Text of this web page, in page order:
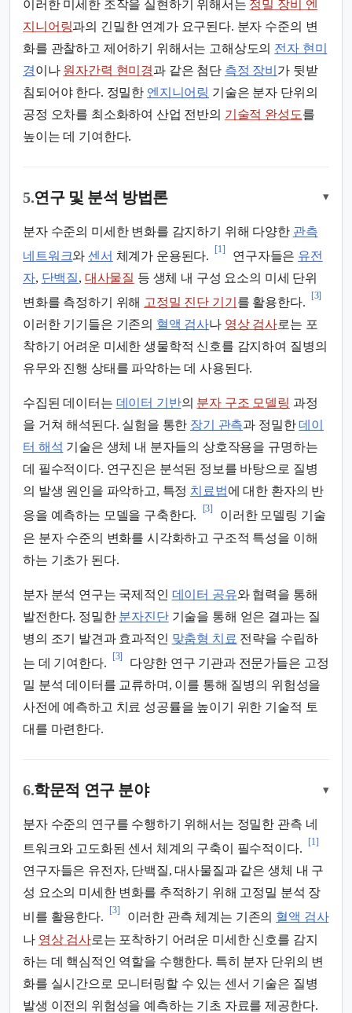
이러한 미세한 조작을 실현하기 위해서는 정밀 장비 엔
지니어링과의 긴밀한 연계가 요구된다. 분자 수준의 변
화를 관찰하고 제어하기 위해서는 고해상도의 전자 현미
경이나 원자간력 현미경과 같은 첨단 측정 장비 가 뒷받
침되어야 한다. 정밀한 엔지니어링 기술은 분자 단위의
공정 오차를 최소화하여 산업 전반의 기술적 완성도를
높이는 데 기여한다.
5.연구 및 분석 방법론 ▾
분자 수준의 미세한 변화를 감지하기 위해 다양한 관측
네트워크와센서 체계가 운용된다.
[1]
연구자들은 유전
자, 단백질, 대사물질 등 생체 내 구성 요소의 미세 단위
변화를 측정하기 위해 고정밀 진단 기기 를 활용한다.
[3]
이러한 기기들은 기존의 혈액 검사나 영상 검사로는 포
착하기 어려운 미세한 생물학적 신호를 감지하여 질병의
유무와 진행 상태를 파악하는 데 사용된다.
수집된 데이터는 데이터 기반의 분자 구조 모델링 과정
을 거쳐 해석된다. 실험을 통한 장기 관측과 정밀한데이
터 해석 기술은 생체 내 분자들의 상호작용을 규명하는
데 필수적이다. 연구진은 분석된 정보를 바탕으로 질병
의 발생 원인을 파악하고, 특정 치료법에 대한 환자의 반
응을 예측하는 모델을 구축한다.
[3]
이러한 모델링 기술
은 분자 수준의 변화를 시각화하고 구조적 특성을 이해
하는 기초가 된다.
분자 분석 연구는 국제적인 데이터 공유와 협력을 통해
발전한다. 정밀한 분자진단기술을 통해 얻은 결과는 질
병의 조기 발견과 효과적인 맞춤형 치료 전략을 수립하
는 데 기여한다.
[3]
다양한 연구 기관과 전문가들은 고정
밀 분석 데이터를 교류하며, 이를 통해 질병의 위험성을
사전에 예측하고 치료 성공률을 높이기 위한 기술적 토
대를 마련한다.
6.학문적 연구 분야 ▾
분자 수준의 연구를 수행하기 위해서는 정밀한 관측 네
트워크와 고도화된 센서 체계의 구축이 필수적이다.
[1]
연구자들은 유전자, 단백질, 대사물질과 같은 생체 내 구
성 요소의 미세한 변화를 추적하기 위해 고정밀 분석 장
비를 활용한다.
[3]
이러한 관측 체계는 기존의 혈액 검사
나 영상 검사로는 포착하기 어려운 미세한 신호를 감지
하는 데 핵심적인 역할을 수행한다. 특히 분자 단위의 변
화를 실시간으로 모니터링할 수 있는 센서 기술은 질병
발생 이전의 위험성을 예측하는 기초 자료를 제공한다.